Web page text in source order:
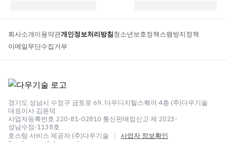
회사소개이용약관개인정보처리방침청소년보호정책스팸방지정책
이메일무단수집거부
경기도 성남시 수정구 금토로 69, 다우디지털스퀘어 4층 (주)다우기술
대표이사 김윤덕
사업자등록번호 220-81-02810 통신판매업신고 제 2023-
성남수정-1138호
호스팅 서비스 제공자 (주)다우기술
| 사업자 정보확인